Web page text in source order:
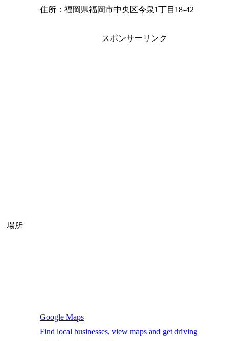
場所
住所：福岡県福岡市中央区今泉1丁目18-42
スポンサーリンク
Google Maps
Find local businesses, view maps and get driving